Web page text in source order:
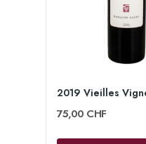
75,00 CHF